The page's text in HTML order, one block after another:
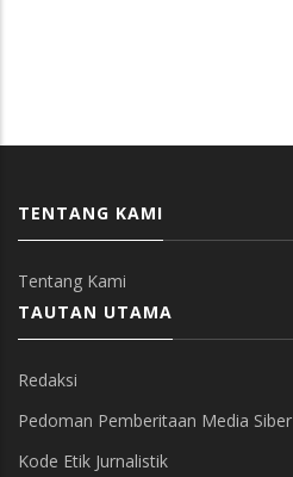
TENTANG KAMI
Tentang Kami
TAUTAN UTAMA
Redaksi
Pedoman Pemberitaan Media Siber
Kode Etik Jurnalistik